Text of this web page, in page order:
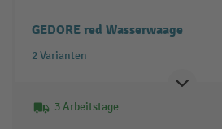
GEDORE red Wasserwaage
2 Varianten
3 Arbeitstage